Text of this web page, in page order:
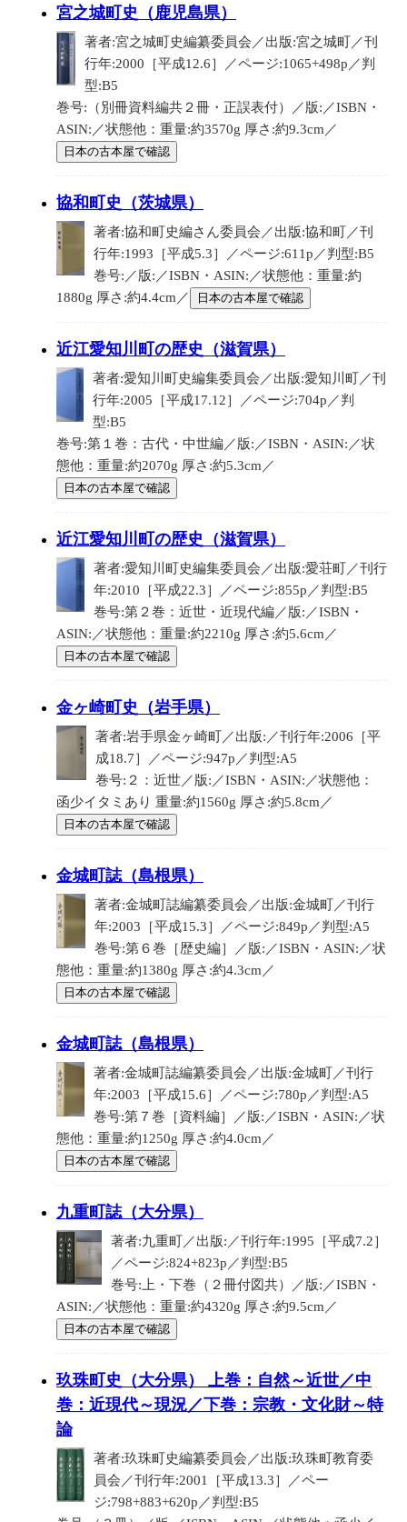
宮之城町史（鹿児島県）
著者:宮之城町史編纂委員会／出版:宮之城町／刊
行年:2000［平成12.6］／ページ:1065+498p／判
型:B5
巻号:（別冊資料編共２冊・正誤表付）／版:／ISBN・
ASIN:／状態他：重量:約3570g 厚さ:約9.3cm／
日本の古本屋で確認
協和町史（茨城県）
著者:協和町史編さん委員会／出版:協和町／刊
行年:1993［平成5.3］／ページ:611p／判型:B5
巻号:／版:／ISBN・ASIN:／状態他：重量:約
1880g 厚さ:約4.4cm／
日本の古本屋で確認
近江愛知川町の歴史（滋賀県）
著者:愛知川町史編集委員会／出版:愛知川町／刊
行年:2005［平成17.12］／ページ:704p／判
型:B5
巻号:第１巻：古代・中世編／版:／ISBN・ASIN:／状
態他：重量:約2070g 厚さ:約5.3cm／
日本の古本屋で確認
近江愛知川町の歴史（滋賀県）
著者:愛知川町史編集委員会／出版:愛荘町／刊行
年:2010［平成22.3］／ページ:855p／判型:B5
巻号:第２巻：近世・近現代編／版:／ISBN・
ASIN:／状態他：重量:約2210g 厚さ:約5.6cm／
日本の古本屋で確認
金ヶ崎町史（岩手県）
著者:岩手県金ヶ崎町／出版:／刊行年:2006［平
成18.7］／ページ:947p／判型:A5
巻号:２：近世／版:／ISBN・ASIN:／状態他：
函少イタミあり 重量:約1560g 厚さ:約5.8cm／
日本の古本屋で確認
金城町誌（島根県）
著者:金城町誌編纂委員会／出版:金城町／刊行
年:2003［平成15.3］／ページ:849p／判型:A5
巻号:第６巻［歴史編］／版:／ISBN・ASIN:／状
態他：重量:約1380g 厚さ:約4.3cm／
日本の古本屋で確認
金城町誌（島根県）
著者:金城町誌編纂委員会／出版:金城町／刊行
年:2003［平成15.6］／ページ:780p／判型:A5
巻号:第７巻［資料編］／版:／ISBN・ASIN:／状
態他：重量:約1250g 厚さ:約4.0cm／
日本の古本屋で確認
九重町誌（大分県）
著者:九重町／出版:／刊行年:1995［平成7.2］
／ページ:824+823p／判型:B5
巻号:上・下巻（２冊付図共）／版:／ISBN・
ASIN:／状態他：重量:約4320g 厚さ:約9.5cm／
日本の古本屋で確認
玖珠町史（大分県） 上巻：自然～近世／中
巻：近現代～現況／下巻：宗教・文化財～特
論
著者:玖珠町史編纂委員会／出版:玖珠町教育委
員会／刊行年:2001［平成13.3］／ペー
ジ:798+883+620p／判型:B5